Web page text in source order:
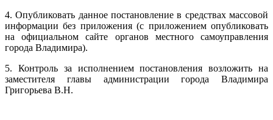
4. Опубликовать данное постановление в средствах массовой
информации без приложения (с приложением опубликовать
на официальном сайте органов местного самоуправления
города Владимира).
5. Контроль за исполнением постановления возложить на
заместителя главы администрации города Владимира
Григорьева В.Н.